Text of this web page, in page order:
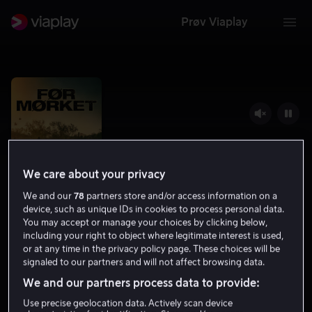
Prøv Viaplay
Før mørket
UHD
We care about your privacy
We and our78 partners store and/or access information on a
device, such as unique IDs in cookies to process personal data.
You may accept or manage your choices by clicking below,
including your right to object where legitimate interest is used,
or at any time in the privacy policy page. These choices will be
signaled to our partners and will not affect browsing data.
We and our partners process data to provide:
Use precise geolocation data. Actively scan device